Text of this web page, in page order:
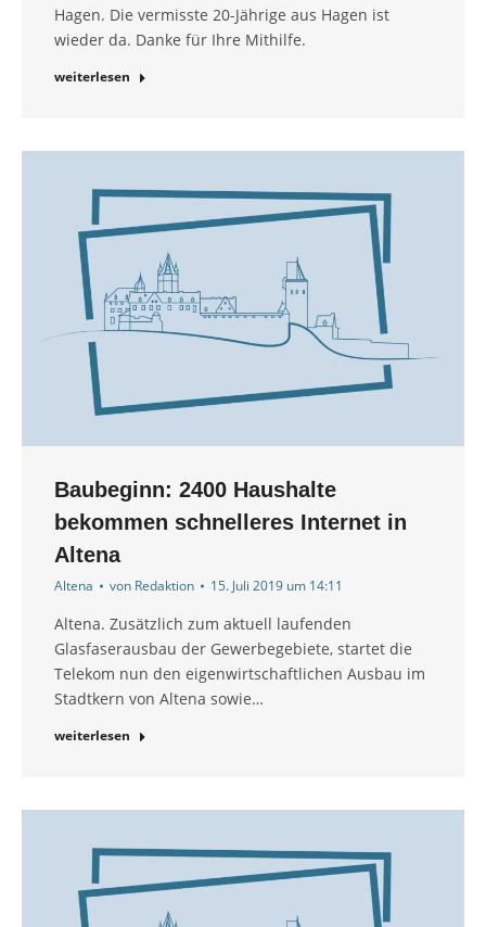
Hagen. Die vermisste 20-Jährige aus Hagen ist
wieder da. Danke für Ihre Mithilfe.
weiterlesen
Baubeginn: 2400 Haushalte
bekommen schnelleres Internet in
Altena
Altena von Redaktion 15. Juli 2019 um 14:11
Altena. Zusätzlich zum aktuell laufenden
Glasfaserausbau der Gewerbegebiete, startet die
Telekom nun den eigenwirtschaftlichen Ausbau im
Stadtkern von Altena sowie…
weiterlesen